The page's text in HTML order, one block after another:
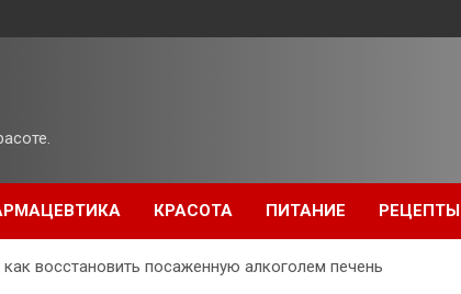
КРАСОТА ПИТАНИЕ РЕЦЕПТЫ
как восстановить посаженную алкоголем печень